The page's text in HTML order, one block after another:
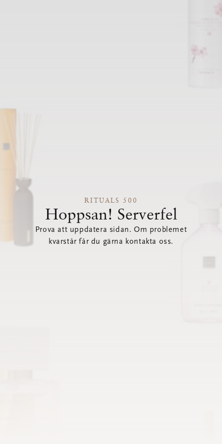
RITUALS 500
Hoppsan! Serverfel
Prova att uppdatera sidan. Om problemet
kvarstår får du gärna kontakta oss.